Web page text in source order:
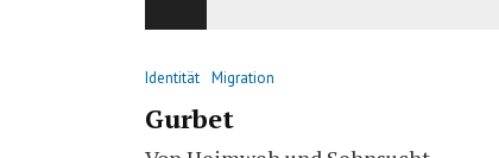
Identität Migration
Gurbet